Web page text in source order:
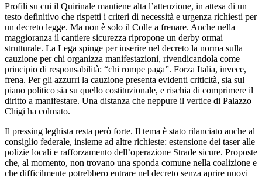
Profili su cui il Quirinale mantiene alta l’attenzione, in attesa di un
testo definitivo che rispetti i criteri di necessità e urgenza richiesti per
un decreto legge. Ma non è solo il Colle a frenare. Anche nella
maggioranza il cantiere sicurezza ripropone un derby ormai
strutturale. La Lega spinge per inserire nel decreto la norma sulla
cauzione per chi organizza manifestazioni, rivendicandola come
principio di responsabilità: “chi rompe paga”. Forza Italia, invece,
frena. Per gli azzurri la cauzione presenta evidenti criticità, sia sul
piano politico sia su quello costituzionale, e rischia di comprimere il
diritto a manifestare. Una distanza che neppure il vertice di Palazzo
Chigi ha colmato.
Il pressing leghista resta però forte. Il tema è stato rilanciato anche al
consiglio federale, insieme ad altre richieste: estensione dei taser alle
polizie locali e rafforzamento dell’operazione Strade sicure. Proposte
che, al momento, non trovano una sponda comune nella coalizione e
che difficilmente potrebbero entrare nel decreto senza aprire nuovi